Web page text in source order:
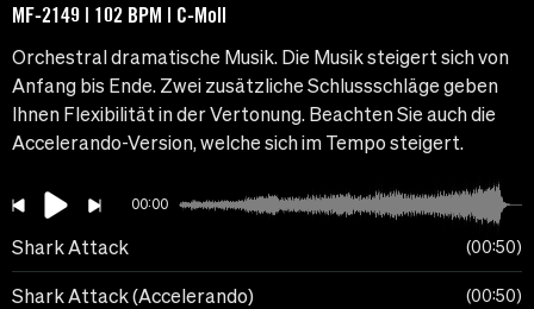
MF-2149 | 102 BPM | C-Moll
Orchestral dramatische Musik. Die Musik steigert sich von
Anfang bis Ende. Zwei zusätzliche Schlussschläge geben
Ihnen Flexibilität in der Vertonung. Beachten Sie auch die
Accelerando-Version, welche sich im Tempo steigert.
00:00
Shark Attack 00:50
Shark Attack (Accelerando) 00:50